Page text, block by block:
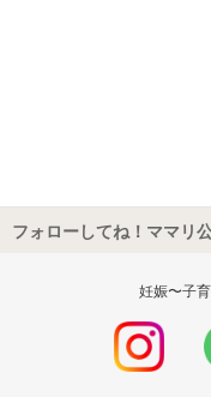
フォローしてね！ママリ
妊娠〜子